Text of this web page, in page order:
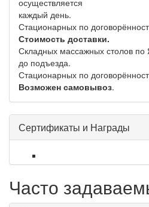
осуществляется
каждый день.
Стационарных по
Стоимость доставки.
Складных массажных столов
до подъезда.
Стационарных по
Возможен самовывоз.
Сертификаты и Награды
Часто